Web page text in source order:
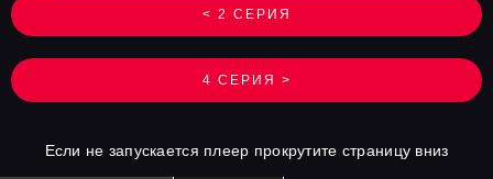
< 2 СЕРИЯ
4 СЕРИЯ >
Если не запускается плеер прокрутите страницу вниз